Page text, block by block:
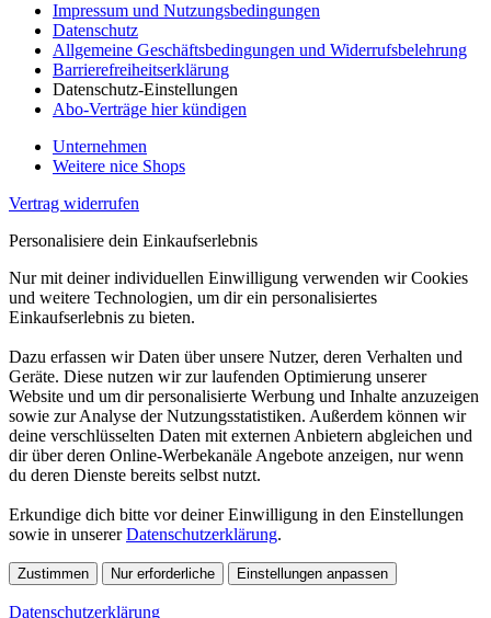
Impressum und Nutzungsbedingungen
Datenschutz
Allgemeine Geschäftsbedingungen und Widerrufsbelehrung
Barrierefreiheitserklärung
Datenschutz-Einstellungen
Abo-Verträge hier kündigen
Unternehmen
Weitere nice Shops
Vertrag widerrufen
Personalisiere dein Einkaufserlebnis
Nur mit deiner individuellen Einwilligung verwenden wir Cookies
und weitere Technologien, um dir ein personalisiertes
Einkaufserlebnis zu bieten.
Dazu erfassen wir Daten über unsere Nutzer, deren Verhalten und
Geräte. Diese nutzen wir zur laufenden Optimierung unserer
Website und um dir personalisierte Werbung und Inhalte anzuzeigen
sowie zur Analyse der Nutzungsstatistiken. Außerdem können wir
deine verschlüsselten Daten mit externen Anbietern abgleichen und
dir über deren Online-Werbekanäle Angebote anzeigen, nur wenn
du deren Dienste bereits selbst nutzt.
Erkundige dich bitte vor deiner Einwilligung in den Einstellungen
sowie in unsererDatenschutzerklärung.
Zustimmen Nur erforderliche Einstellungen anpassen
Datenschutzerklärung